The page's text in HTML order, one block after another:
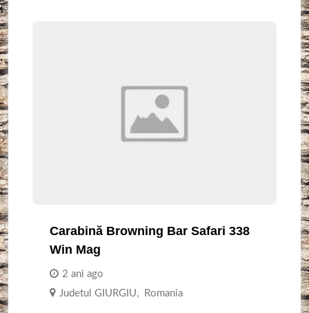
Carabină Browning Bar Safari 338
Win Mag
2 ani ago
Judetul GIURGIU, Romania